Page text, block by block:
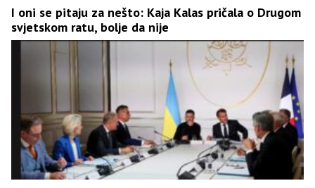
I oni se pitaju za nešto: Kaja Kalas pričala o Drugom
svjetskom ratu, bolje da nije